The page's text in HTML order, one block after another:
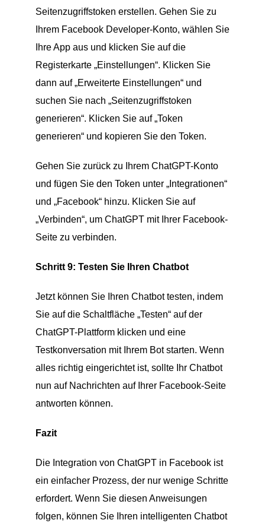
Seitenzugriffstoken erstellen. Gehen Sie zu
Ihrem Facebook Developer-Konto, wählen Sie
Ihre App aus und klicken Sie auf die
Registerkarte „Einstellungen“. Klicken Sie
dann auf „Erweiterte Einstellungen“ und
suchen Sie nach „Seitenzugriffstoken
generieren“. Klicken Sie auf „Token
generieren“ und kopieren Sie den Token.
Gehen Sie zurück zu Ihrem ChatGPT-Konto
und fügen Sie den Token unter „Integrationen“
und „Facebook“ hinzu. Klicken Sie auf
„Verbinden“, um ChatGPT mit Ihrer Facebook-
Seite zu verbinden.
Schritt 9: Testen Sie Ihren Chatbot
Jetzt können Sie Ihren Chatbot testen, indem
Sie auf die Schaltfläche „Testen“ auf der
ChatGPT-Plattform klicken und eine
Testkonversation mit Ihrem Bot starten. Wenn
alles richtig eingerichtet ist, sollte Ihr Chatbot
nun auf Nachrichten auf Ihrer Facebook-Seite
antworten können.
Fazit
Die Integration von ChatGPT in Facebook ist
ein einfacher Prozess, der nur wenige Schritte
erfordert. Wenn Sie diesen Anweisungen
folgen, können Sie Ihren intelligenten Chatbot